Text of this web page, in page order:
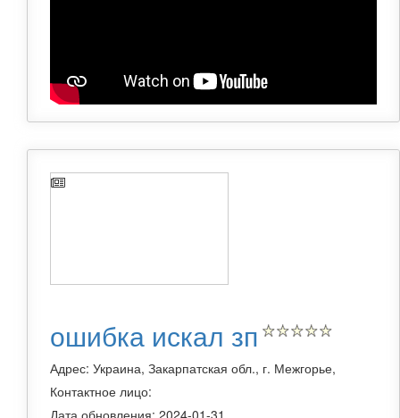
ошибка искал зп
Адрес: Украина, Закарпатская обл., г. Межгорье,
Контактное лицо: